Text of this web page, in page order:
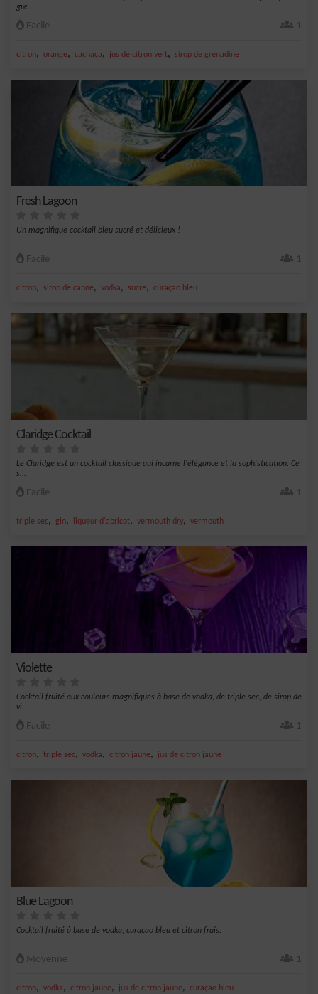
gre...
Facile 1
citron, orange, cachaça, jus de citron vert, sirop de grenadine
Fresh Lagoon
Un magnifique cocktail bleu sucré et délicieux !
Facile 1
citron, sirop de canne, vodka, sucre, curaçao bleu
Claridge Cocktail
Le Claridge est un cocktail classique qui incarne l'élégance et la sophistication. Ce
s...
Facile 1
triple sec, gin, liqueur d'abricot, vermouth dry, vermouth
Violette
Cocktail fruité aux couleurs magnifiques à base de vodka, de triple sec, de sirop de
vi...
Facile 1
citron, triple sec, vodka, citron jaune, jus de citron jaune
Blue Lagoon
Cocktail fruité à base de vodka, curaçao bleu et citron frais.
Moyenne 1
citron, vodka, citron jaune, jus de citron jaune, curaçao bleu